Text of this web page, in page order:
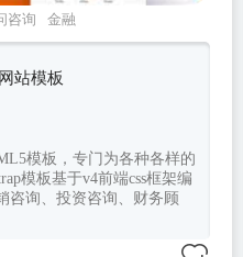
咨询 金融
站模板
模板，专门为各种各样的
模板基于v4前端css框架编
咨询、投资咨询、财务顾